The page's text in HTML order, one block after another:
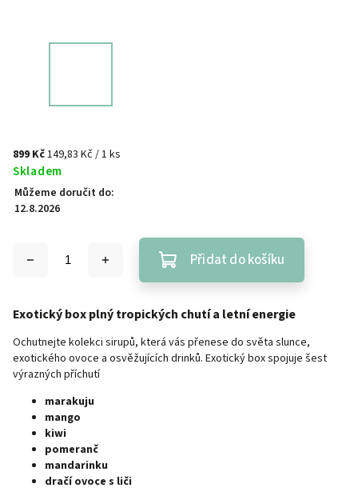
899 Kč149,83 Kč / 1 ks
Skladem
Můžeme doručit do:
12.8.2026
Přidat do košíku
Exotický box plný tropických chutí a letní energie
Ochutnejte kolekci sirupů, která vás přenese do světa slunce,
exotického ovoce a osvěžujících drinků. Exotický box spojuje šest
výrazných příchutí
marakuju
mango
kiwi
pomeranč
mandarinku
dračí ovoce s liči